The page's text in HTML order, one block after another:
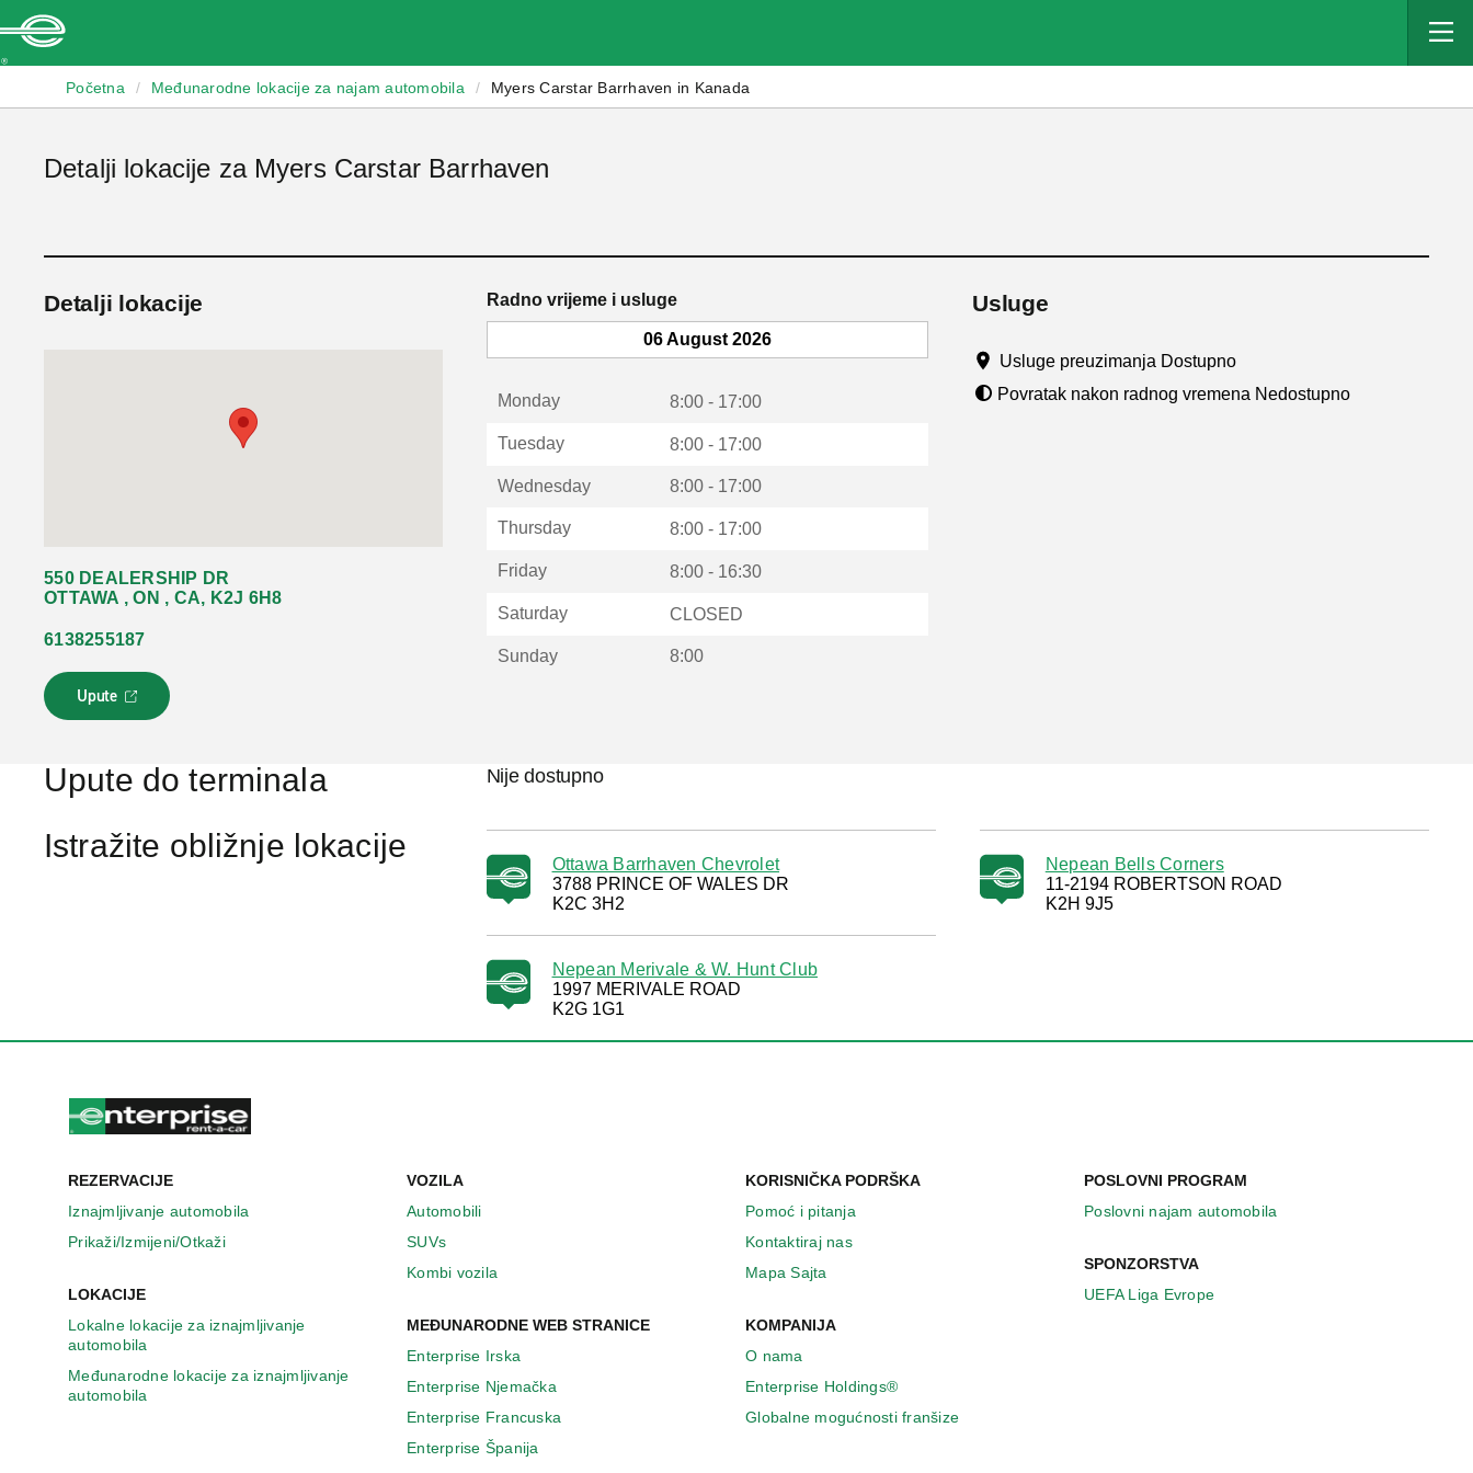
Početna / Međunarodne lokacije za najam automobila / Myers Carstar Barrhaven in Kanada
Detalji lokacije za Myers Carstar Barrhaven
Detalji lokacije
550 DEALERSHIP DR
OTTAWA , ON , CA, K2J 6H8
6138255187
Upute
L
i
s
o
t
p
r
o
o
r
Radno vrijeme i usluge
06 August 2026
Monday 8:00 - 17:00
Tuesday 8:00 - 17:00
Wednesday 8:00 - 17:00
Thursday 8:00 - 17:00
Friday 8:00 - 16:30
Saturday CLOSED
Sunday 8:00
Usluge
Usluge preuzimanja Dostupno
Povratak nakon radnog vremena Nedostupno
Upute do terminala Nije dostupno
Istražite obližnje lokacije
Ottawa Barrhaven Chevrolet
3788 PRINCE OF WALES DR
K2C 3H2
Nepean Bells Corners
11-2194 ROBERTSON ROAD
K2H 9J5
Nepean Merivale & W. Hunt Club
1997 MERIVALE ROAD
K2G 1G1
REZERVACIJE
Iznajmljivanje automobila
Prikaži/Izmijeni/Otkaži
LOKACIJE
Lokalne lokacije za iznajmljivanje
automobila
Međunarodne lokacije za iznajmljivanje
automobila
VOZILA
Automobili
SUVs
Kombi vozila
MEĐUNARODNE WEB STRANICE
Enterprise Irska
Enterprise Njemačka
Enterprise Francuska
Enterprise Španija
KORISNIČKA PODRŠKA
Pomoć i pitanja
Kontaktiraj nas
Mapa Sajta
KOMPANIJA
O nama
Enterprise Holdings®
Globalne mogućnosti franšize
POSLOVNI PROGRAM
Poslovni najam automobila
SPONZORSTVA
UEFA Liga Evrope